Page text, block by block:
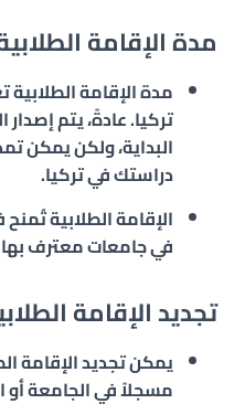
مدة الإقامة
مدة الإقامة
تركيا. عادةً، يتم
البداية، ولكن يمكن
دراستك في تركيا.
الإقامة الطلابية
في جامعات معترف
تجديد الإقامة
يمكن تجديد الإقامة
مسجلاً في الجامعة